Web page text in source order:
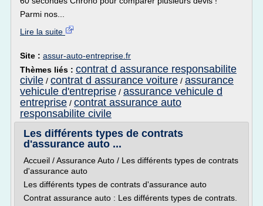
Parmi nos...
Lire la suite
Site : assur-auto-entreprise.fr
Thèmes liés : contrat d assurance responsabilite
civile / contrat d assurance voiture / assurance
vehicule d'entreprise / assurance vehicule d
entreprise / contrat assurance auto
responsabilite civile
Les différents types de contrats
d'assurance auto ...
Accueil / Assurance Auto / Les différents types de contrats
d'assurance auto
Les différents types de contrats d'assurance auto
Contrat assurance auto : Les différents types de contrats.